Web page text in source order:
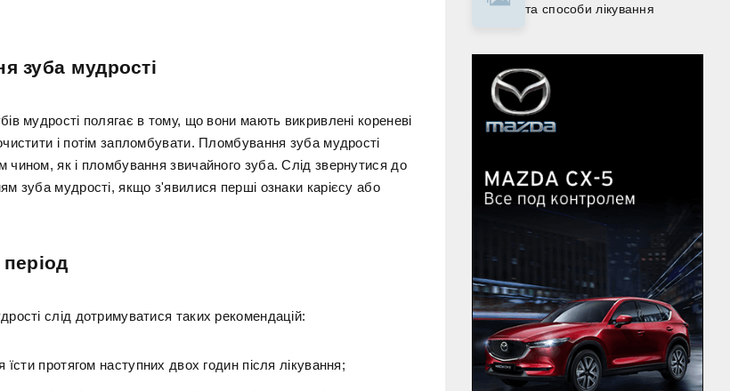
зуба мудрості
мудрості полягає в тому, що вони мають викривлені кореневі
і потім запломбувати. Пломбування зуба мудрості
чином, як і пломбування звичайного зуба. Слід звернутися до
зуба мудрості, якщо з'явилися перші ознаки карієсу або
період
слід дотримуватися таких рекомендацій:
їсти протягом наступних двох годин після лікування;
та способи лікування